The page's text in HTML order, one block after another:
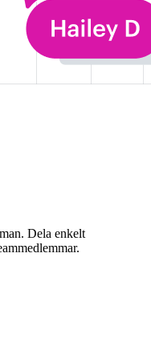
Dela enkelt